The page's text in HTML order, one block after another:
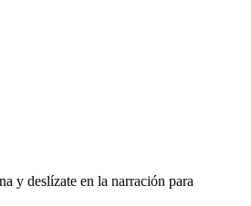
y deslízate en la narración para